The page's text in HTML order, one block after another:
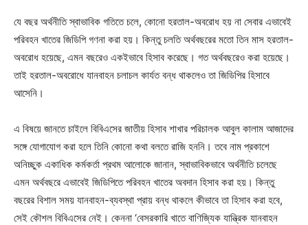
যে বছর অর্থনীতি স্বাভাবিক গতিতে চলে, কোনো হরতাল-অবরোধ হয় না সেবার এভাবেই
পরিবহন খাতের জিডিপি গণনা করা হয়। কিন্তু চলতি অর্থবছরের মতো তিন মাস হরতাল-
অবরোধ হয়েছে, এমন বছরেও একইভাবে হিসাব করেছে। গত অর্থবছরেও করা হয়েছে।
তাই হরতাল-অবরোধে যানবাহন চলাচল কার্যত বন্ধ থাকলেও তা জিডিপির হিসাবে
আসেনি।
এ বিষয়ে জানতে চাইলে বিবিএসের জাতীয় হিসাব শাখার পরিচালক আবুল কালাম আজাদের
সঙ্গে যোগাযোগ করা হলে তিনি কোনো কথা বলতে রাজি হননি। তবে নাম প্রকাশে
অনিচ্ছুক একাধিক কর্মকর্তা প্রথম আলোকে জানান, স্বাভাবিকভাবে অর্থনীতি চলেছে
এমন অর্থবছরে এভাবেই জিডিপিতে পরিবহন খাতের অবদান হিসাব করা হয়। কিন্তু
বছরের বিশাল সময় যানবাহন-ব্যবস্থা প্রায় বন্ধ থাকলে কীভাবে তা হিসাব করা হবে,
সেই কৌশল বিবিএসের নেই। কেননা ‘বেসরকারি খাতে বাণিজ্যিক যান্ত্রিক যানবাহন